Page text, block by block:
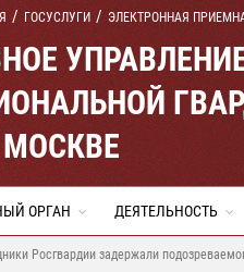
ГОСУСЛУГИ ЭЛЕКТРОННАЯ
МОСКВЕ
ОРГАН ДЕЯТЕЛЬНОСТЬ
Росгвардии задержали